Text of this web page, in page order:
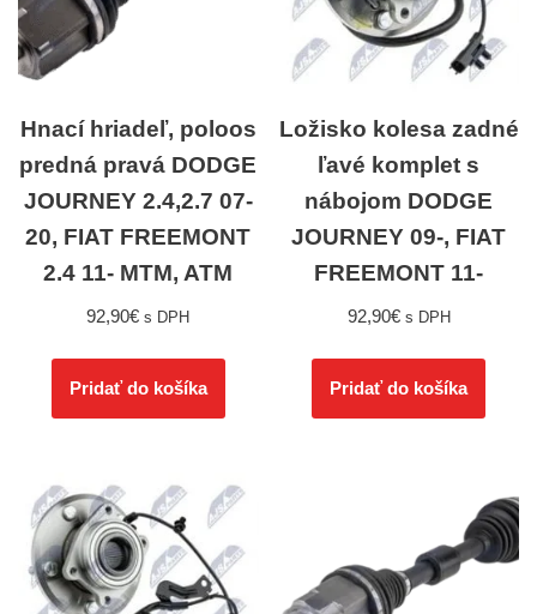
Hnací hriadeľ, poloos
predná pravá DODGE
JOURNEY 2.4,2.7 07-
20, FIAT FREEMONT
2.4 11- MTM, ATM
92,90€ s DPH
Pridať do košíka
Ložisko kolesa zadné
ľavé komplet s
nábojom DODGE
JOURNEY 09-, FIAT
FREEMONT 11-
92,90€ s DPH
Pridať do košíka